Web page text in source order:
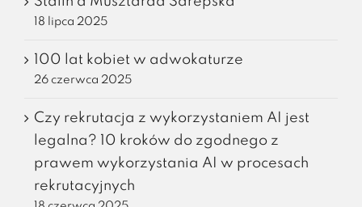
18 lipca 2025
100 lat kobiet w adwokaturze
26 czerwca 2025
Czy rekrutacja z wykorzystaniem AI jest
legalna? 10 kroków do zgodnego z
prawem wykorzystania AI w procesach
rekrutacyjnych